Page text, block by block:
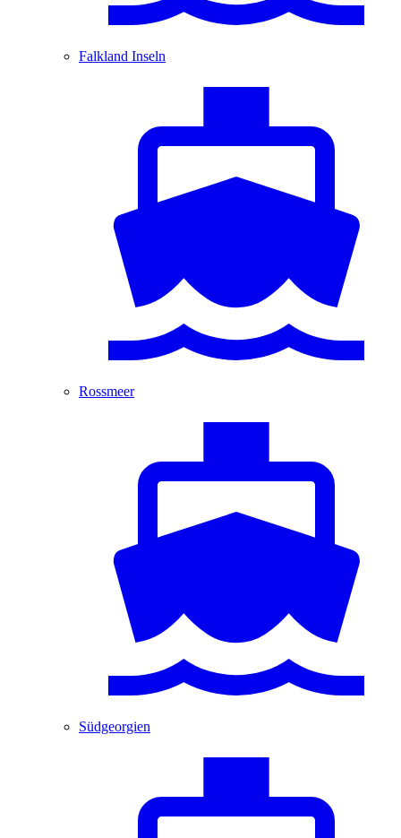
Falkland Inseln
Rossmeer
Südgeorgien